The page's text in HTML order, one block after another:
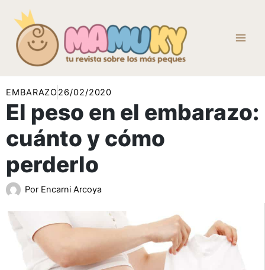
contenido
EMBARAZO26/02/2020
El peso en el embarazo:
cuánto y cómo
perderlo
Por Encarni Arcoya